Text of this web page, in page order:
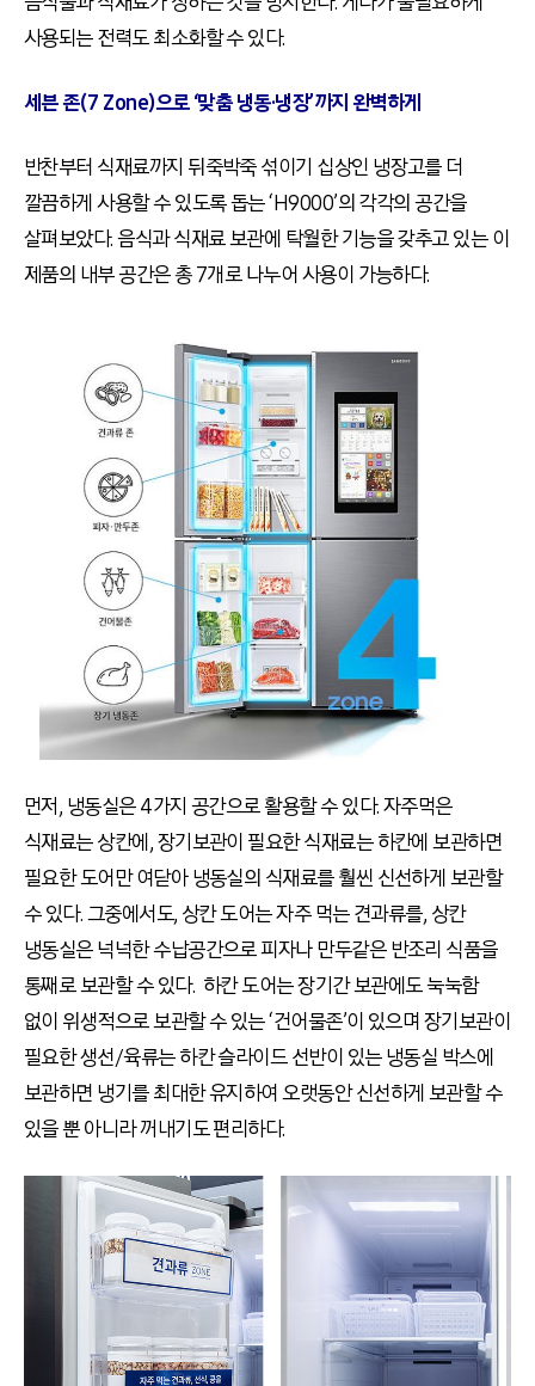
사용되는 전력도 최소화할 수 있다.
세븐 존(7 Zone)으로 ‘맞춤 냉동·냉장’까지 완벽하게
반찬부터 식재료까지 뒤죽박죽 섞이기 십상인 냉장고를 더
깔끔하게 사용할 수 있도록 돕는 ‘H9000’의 각각의 공간을
살펴보았다. 음식과 식재료 보관에 탁월한 기능을 갖추고 있는 이
제품의 내부 공간은 총 7개로 나누어 사용이 가능하다.
먼저, 냉동실은 4가지 공간으로 활용할 수 있다. 자주먹은
식재료는 상칸에, 장기보관이 필요한 식재료는 하칸에 보관하면
필요한 도어만 여닫아 냉동실의 식재료를 훨씬 신선하게 보관할
수 있다. 그중에서도, 상칸 도어는 자주 먹는 견과류를, 상칸
냉동실은 넉넉한 수납공간으로 피자나 만두같은 반조리 식품을
통째로 보관할 수 있다. 하칸 도어는 장기간 보관에도 눅눅함
없이 위생적으로 보관할 수 있는 ‘건어물존’이 있으며 장기보관이
필요한 생선/육류는 하칸 슬라이드 선반이 있는 냉동실 박스에
보관하면 냉기를 최대한 유지하여 오랫동안 신선하게 보관할 수
있을 뿐 아니라 꺼내기도 편리하다.